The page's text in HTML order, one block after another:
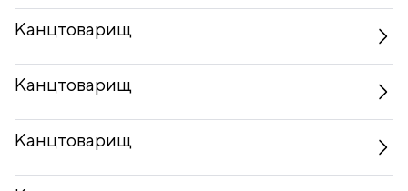
Канцтоварищ
Канцтоварищ
Канцтоварищ